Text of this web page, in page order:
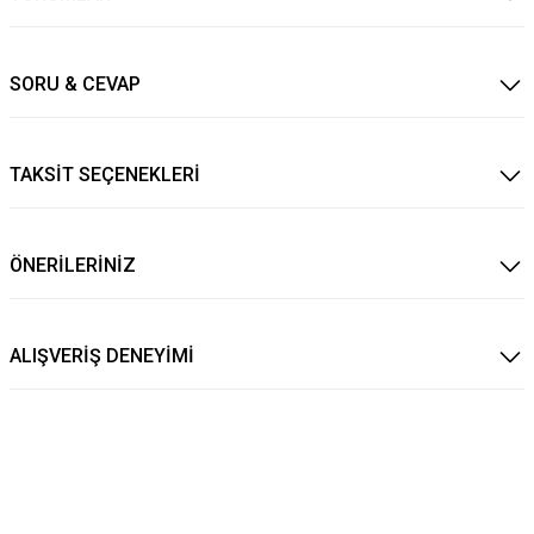
SORU & CEVAP
TAKSİT SEÇENEKLERİ
ÖNERİLERİNİZ
ALIŞVERİŞ DENEYİMİ